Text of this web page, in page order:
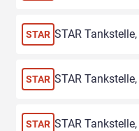
STAR STAR Tankstelle,
STAR STAR Tankstelle,
STAR STAR Tankstelle,